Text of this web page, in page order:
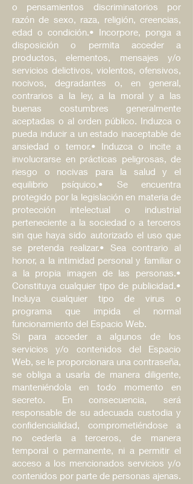
o pensamientos discriminatorios por
razón de sexo, raza, religión, creencias,
edad o condición.• Incorpore, ponga a
disposición o permita acceder a
productos, elementos, mensajes y/o
servicios delictivos, violentos, ofensivos,
nocivos, degradantes o, en general,
contrarios a la ley, a la moral y a las
buenas costumbres generalmente
aceptadas o al orden público. Induzca o
pueda inducir a un estado inaceptable de
ansiedad o temor.• Induzca o incite a
involucrarse en prácticas peligrosas, de
riesgo o nocivas para la salud y el
equilibrio psíquico.• Se encuentra
protegido por la legislación en materia de
protección intelectual o industrial
perteneciente a la sociedad o a terceros
sin que haya sido autorizado el uso que
se pretenda realizar.• Sea contrario al
honor, a la intimidad personal y familiar o
a la propia imagen de las personas.•
Constituya cualquier tipo de publicidad.•
Incluya cualquier tipo de virus o
programa que impida el normal
funcionamiento del Espacio Web.
Si para acceder a algunos de los
servicios y/o contenidos del Espacio
Web, se le proporcionara una contraseña,
se obliga a usarla de manera diligente,
manteniéndola en todo momento en
secreto. En consecuencia, será
responsable de su adecuada custodia y
confidencialidad, comprometiéndose a
no cederla a terceros, de manera
temporal o permanente, ni a permitir el
acceso a los mencionados servicios y/o
contenidos por parte de personas ajenas.